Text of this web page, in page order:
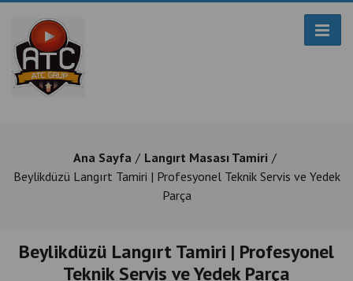
Ana Sayfa
Langırt Masası Tamiri
Beylikdüzü Langırt Tamiri | Profesyonel Teknik Servis ve Yedek
Parça
Beylikdüzü Langırt Tamiri | Profesyonel
Teknik Servis ve Yedek Parça